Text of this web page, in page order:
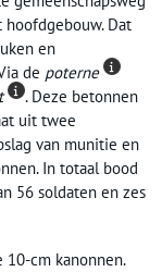
Dat
en
de poterne
. Deze betonnen
uit twee
van munitie en
In totaal bood
56 soldaten en zes
cm kanonnen.